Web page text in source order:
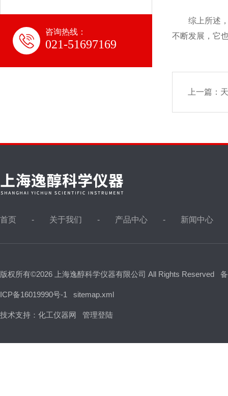
咨询热线：
021-51697169
综上所述，
不断发展，它
上一篇：
首页 关于我们 产品中心 新闻中心
版权所有©2026 上海逸醇科学仪器有限公司 All Rights Reserved
ICP备16019990号-1 sitemap.xml
技术支持： 化工仪器网 管理登陆